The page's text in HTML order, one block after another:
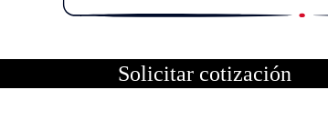
Solicitar cotización